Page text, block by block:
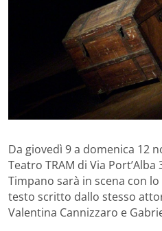
Da giovedì 9 a domenica 12
Teatro TRAM di Via
Timpano sarà in scena con lo
testo scritto dallo stesso
Valentina Cannizzaro e